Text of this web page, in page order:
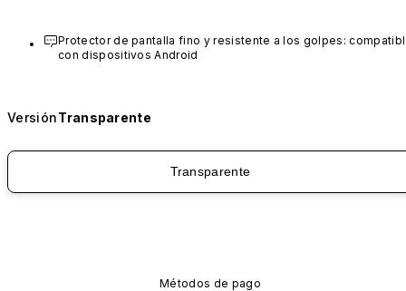
Protector de pantalla fino y resistente a los golpes:
con dispositivos Android
VersiónTransparente
Transparente
Métodos de pago